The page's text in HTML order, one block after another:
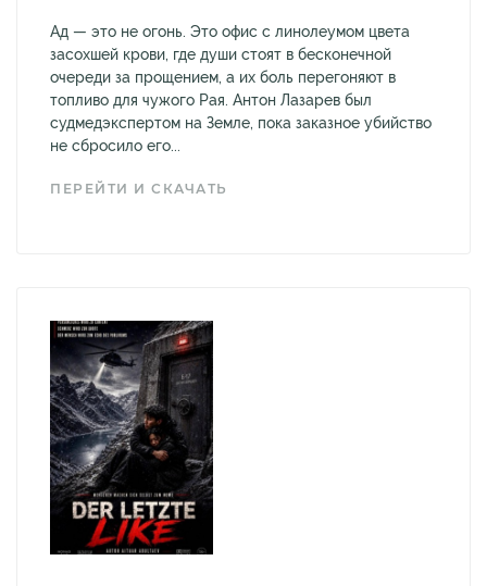
Ад — это не огонь. Это офис с линолеумом цвета
засохшей крови, где души стоят в бесконечной
очереди за прощением, а их боль перегоняют в
топливо для чужого Рая. Антон Лазарев был
судмедэкспертом на Земле, пока заказное убийство
не сбросило его...
ПЕРЕЙТИ И СКАЧАТЬ